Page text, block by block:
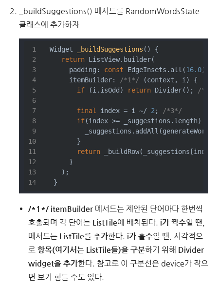
_buildSuggestions() 메서드를 RandomWordsState
클래스에 추가하자
Widget _buildSuggestions ()
{
return ListView.builder(
      padding:
const EdgeInsets.all(16.0),
      itemBuilder:
/*1*/ (context, i) {
if (i.isOdd) return Divider(); /*2*/
final index = i ~/ 2;
/*3*/
if(index >= _suggestions.length) {
        }
return
      }
    );
  }
/*1*/ itemBuilder 메서드는 제안된 단어마다 한번씩
호출되며 각 단어는 ListTile에 배치된다. i가 짝수일 땐,
메서드는 ListTile를 추가한다. i가 홀수일 땐, 시각적으
로 항목(여기서는 ListTile들)을 구분하기 위해 Divider
widget을 추가한다. 참고로 이 구분선은 device가 작으
면 보기 힘들 수도 있다.